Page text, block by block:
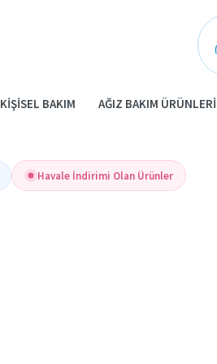
KIŞISEL BAKIM AĞIZ BAKIM ÜRÜNLERI
Havale İndirimi Olan Ürünler